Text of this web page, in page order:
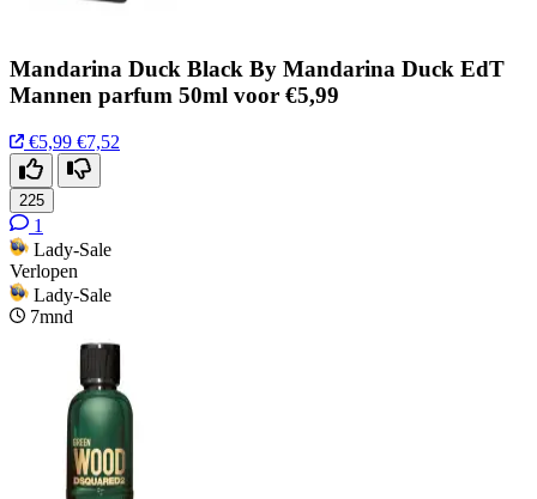
Mandarina Duck Black By Mandarina Duck EdT
Mannen parfum 50ml voor €5,99
€5,99 €7,52
225
1
Lady-Sale
Verlopen
Lady-Sale
7mnd